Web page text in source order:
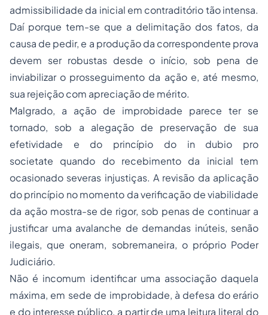
admissibilidade da inicial em contraditório tão intensa.
Daí porque tem-se que a delimitação dos fatos, da
causa de pedir, e a produção da correspondente prova
devem ser robustas desde o início, sob pena de
inviabilizar o prosseguimento da ação e, até mesmo,
sua rejeição com apreciação de mérito.
Malgrado, a ação de improbidade parece ter se
tornado, sob a alegação de preservação de sua
efetividade e do princípio do in dubio pro
societate quando do recebimento da inicial tem
ocasionado severas injustiças. A revisão da aplicação
do princípio no momento da verificação de viabilidade
da ação mostra-se de rigor, sob penasde continuar a
justificar uma avalanche de demandas inúteis, senão
ilegais, que oneram, sobremaneira, o próprio Poder
Judiciário.
Não é incomum identificar uma associação daquela
máxima, em sede de improbidade, à defesa do erário
e do interesse público, a partir de uma leitura literal do